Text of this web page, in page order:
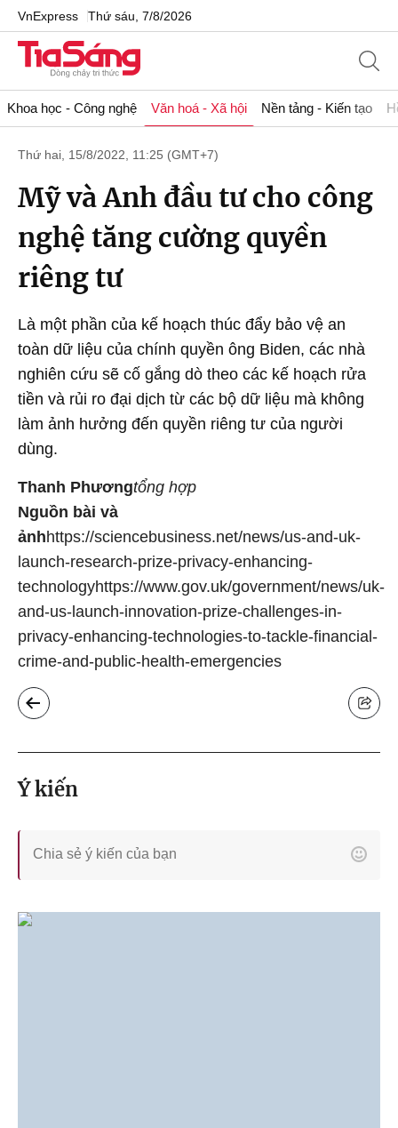
VnExpress Thứ sáu, 7/8/2026
Khoa học - Công nghệ Văn hoá - Xã hội Nền tảng - Kiến tạo
Thứ hai, 15/8/2022, 11:25 (GMT+7)
Mỹ và Anh đầu tư cho công
nghệ tăng cường quyền
riêng tư
Là một phần của kế hoạch thúc đẩy bảo vệ an
toàn dữ liệu của chính quyền ông Biden, các nhà
nghiên cứu sẽ cố gắng dò theo các kế hoạch rửa
tiền và rủi ro đại dịch từ các bộ dữ liệu mà không
làm ảnh hưởng đến quyền riêng tư của người
dùng.
Thanh Phươngtổng hợp
Nguồn bài và
ảnhhttps://sciencebusiness.net/news/us-and-uk-
launch-research-prize-privacy-enhancing-
technologyhttps://www.gov.uk/government/news/uk-
and-us-launch-innovation-prize-challenges-in-
privacy-enhancing-technologies-to-tackle-financial-
crime-and-public-health-emergencies
Ý kiến